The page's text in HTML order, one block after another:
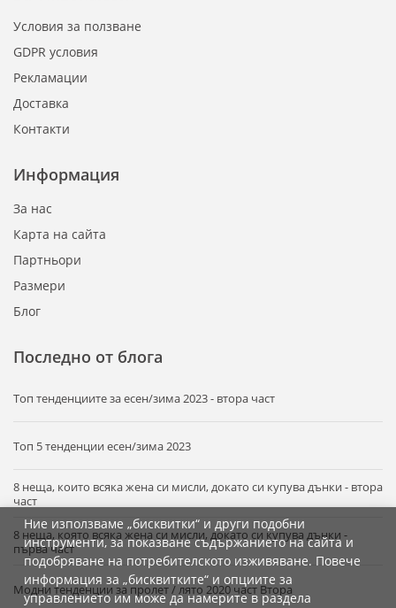
Ние използваме „бисквитки“ и други подобни
инструменти, за показване съдържанието на сайта и
подобряване на потребителското изживяване. Повече
информация за „бисквитките“ и опциите за
управлението им може да намерите в раздела
Информация
За нас
Карта на сайта
Партньори
Размери
Блог
Условия за ползване
GDPR условия
Рекламации
Доставка
Контакти
Последно от блога
Tоп тенденциите за есен/зима 2023 - втора част
Топ 5 тенденции есен/зима 2023
8 неща, които всяка жена си мисли, докато си купува дънки - втора
част
8 неща, която всяка жена си мисли, докато си купува дънки -
първа част
Модни тенденции за пролет / лято 2020 част Втора